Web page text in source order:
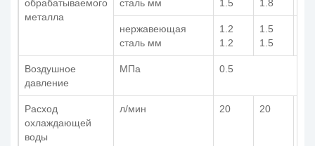
обрабатываемого
металла
сталь мм
1.5
1.8
нержавеющая
сталь мм
1.2
1.2
1.5
1.5
Воздушное
давление
МПа 0.5
Расход
охлаждающей
воды
л/мин 20 20